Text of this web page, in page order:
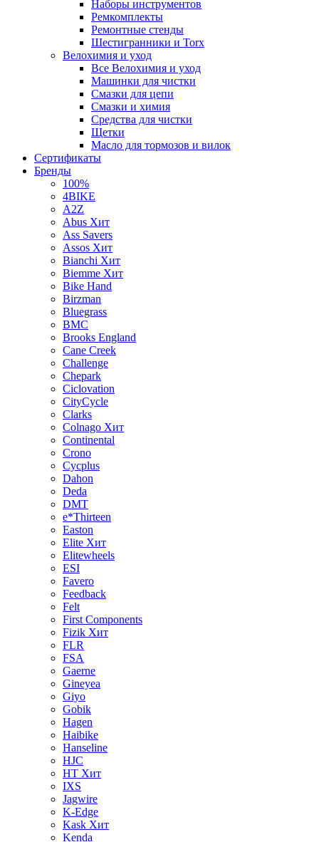
Наборы инструментов
Ремкомплекты
Ремонтные стенды
Шестигранники и Torx
Велохимия и уход
Все Велохимия и уход
Машинки для чистки
Смазки для цепи
Смазки и химия
Средства для чистки
Щетки
Масло для тормозов и вилок
Сертификаты
Бренды
100%
4BIKE
A2Z
Abus Хит
Ass Savers
Assos Хит
Bianchi Хит
Biemme Хит
Bike Hand
Birzman
Bluegrass
BMC
Brooks England
Cane Creek
Challenge
Chepark
Ciclovation
CityCycle
Clarks
Colnago Хит
Continental
Crono
Cycplus
Dahon
Deda
DMT
e*Thirteen
Easton
Elite Хит
Elitewheels
ESI
Favero
Feedback
Felt
First Components
Fizik Хит
FLR
FSA
Gaerne
Gineyea
Giyo
Gobik
Hagen
Haibike
Hanseline
HJC
HT Хит
IXS
Jagwire
K-Edge
Kask Хит
Kenda